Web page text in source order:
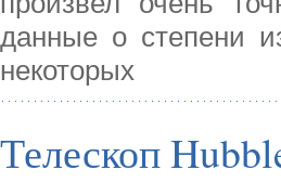
данные о степени
некоторых
Телескоп